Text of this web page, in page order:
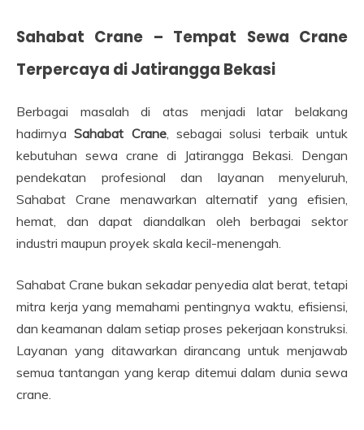
Sahabat Crane – Tempat Sewa Crane
Terpercaya di Jatirangga Bekasi
Berbagai masalah di atas menjadi latar belakang
hadirnyaSahabat Crane, sebagai solusi terbaik untuk
kebutuhan sewa crane di Jatirangga Bekasi. Dengan
pendekatan profesional dan layanan menyeluruh,
Sahabat Crane menawarkan alternatif yang efisien,
hemat, dan dapat diandalkan oleh berbagai sektor
industri maupun proyek skala kecil-menengah.
Sahabat Crane bukan sekadar penyedia alat berat, tetapi
mitra kerja yang memahami pentingnya waktu, efisiensi,
dan keamanan dalam setiap proses pekerjaan konstruksi.
Layanan yang ditawarkan dirancang untuk menjawab
semua tantangan yang kerap ditemui dalam dunia sewa
crane.